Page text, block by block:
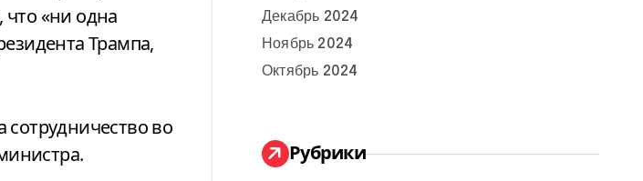
«ни одна
Трампа,
во
Декабрь 2024
Ноябрь 2024
Октябрь 2024
Рубрики